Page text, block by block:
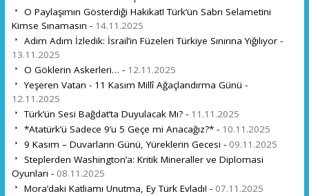
O Paylaşımın Gösterdiği Hakikat! Türk’ün Sabrı Selametini
Kimse Sınamasın - 14.11.2025
Adım Adım İzledik: İsrail’in Füzeleri Türkiye Sınırına Yığılıyor -
13.11.2025
O Göklerin Askerleri… - 12.11.2025
Yeşeren Vatan - 11 Kasım Millî Ağaçlandırma Günü -
12.11.2025
Türk’ün Sesi Bağdat’ta Duyulacak Mı? - 11.11.2025
*Atatürk’ü Sadece 9’u 5 Geçe mi Anacağız?* - 10.11.2025
9 Kasım – Duvarların Günü, Yüreklerin Gecesi - 09.11.2025
Steplerden Washington’a: Kritik Mineraller ve Diplomasi
Oyunları - 08.11.2025
Mora’daki Katliamı Unutma, Ey Türk Evladı! - 07.11.2025